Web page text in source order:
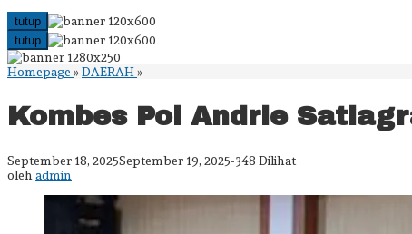
tutup
tutup
Homepage »DAERAH»Kombes
Satiagraha
Dilantik
PAW
Kombes Pol Andrie
September 18, 2025September 19, 2025oleh
-348 Dilihat
oleh admin